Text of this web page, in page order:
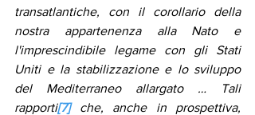
transatlantiche, con il corollario della
nostra appartenenza alla Nato e
l'imprescindibile legame con gli Stati
Uniti e la stabilizzazione e lo sviluppo
del Mediterraneo allargato … Tali
rapporti[7] che, anche in prospettiva,